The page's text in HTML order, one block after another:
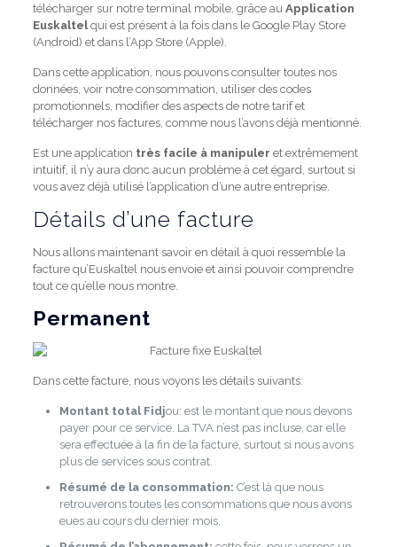
télécharger sur notre terminal mobile, grâce auApplication
Euskaltelqui est présent à la fois dans le Google Play Store
(Android) et dans l’App Store (Apple).
Dans cette application, nous pouvons consulter toutes nos
données, voir notre consommation, utiliser des codes
promotionnels, modifier des aspects de notre tarif et
télécharger nos factures, comme nous l’avons déjà mentionné.
Est une application très facile à manipuler et extrêmement
intuitif, il n’y aura donc aucun problème à cet égard, surtout si
vous avez déjà utilisé l’application d’une autre entreprise.
Détails d’une facture
Nous allons maintenant savoir en détail à quoi ressemble la
facture qu’Euskaltel nous envoie et ainsi pouvoir comprendre
tout ce qu’elle nous montre.
Permanent
Dans cette facture, nous voyons les détails suivants:
Montant total Fidjou: est le montant que nous devons
payer pour ce service. La TVA n’est pas incluse, car elle
sera effectuée à la fin de la facture, surtout si nous avons
plus de services sous contrat.
Résumé de la consommation: C’est là que nous
retrouverons toutes les consommations que nous avons
eues au cours du dernier mois.